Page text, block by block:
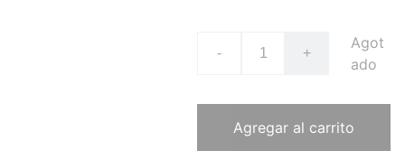
- +
Agot
ado
Agregar al carrito